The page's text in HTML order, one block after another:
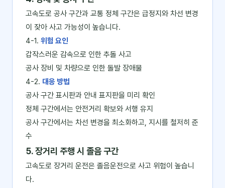
고속도로 공사 구간과 교통 정체 구간은 급정지와 차선 변경
이 잦아 사고 가능성이 높습니다.
4-1. 위험 요인
갑작스러운 감속으로 인한 추돌 사고
공사 장비 및 차량으로 인한 돌발 장애물
4-2. 대응 방법
공사 구간 표시판과 안내 표지판을 미리 확인
정체 구간에서는 안전거리 확보와 서행 유지
공사 구간에서는 차선 변경을 최소화하고, 지시를 철저히 준
수
5. 장거리 주행 시 졸음 구간
고속도로 장거리 운전은 졸음운전으로 사고 위험이 높습니
다.